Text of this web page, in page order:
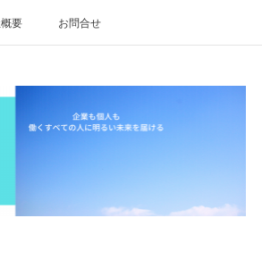
要 お問合せ